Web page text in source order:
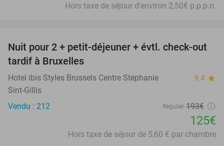
Hors taxe de séjour d'environ 2,50€ p.p.p.n.
35%
Nuit pour 2 + petit-déjeuner + évtl. check-out
tardif à Bruxelles
Hotel ibis Styles Brussels Centre Stéphanie 9.4 star
Sint-Gillis
Vendu : 212
Régulier 193€
125€
Hors taxe de séjour de 5,60 € par chambre